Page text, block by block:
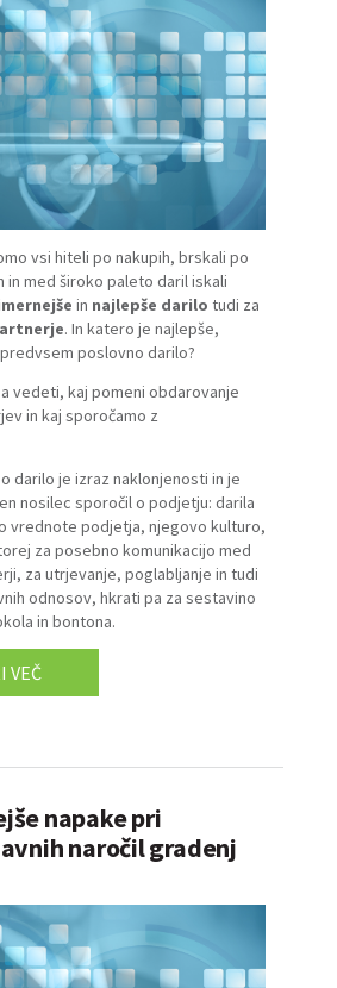
vsi hiteli po nakupih, brskali po
in med široko paleto daril iskali
in najlepše darilo tudi za
. In katero je najlepše,
poslovno darilo?
vedeti, kaj pomeni obdarovanje
in kaj sporočamo z
darilo je izraz naklonjenosti in je
nosilec sporočil o podjetju: darila
vrednote podjetja, njegovo kulturo,
za posebno komunikacijo med
za utrjevanje, poglabljanje in tudi
odnosov, hkrati pa za sestavino
in bontona.
VEČ
napake pri
naročil gradenj